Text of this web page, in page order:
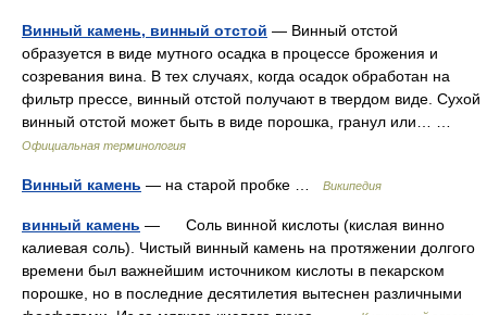
Винный камень, винный отстой — Винный отстой
образуется в виде мутного осадка в процессе брожения и
созревания вина. В тех случаях, когда осадок обработан на
фильтр прессе, винный отстой получают в твердом виде. Сухой
винный отстой может быть в виде порошка, гранул или… …
Официальная терминология
Винный камень — на старой пробке … Википедия
винный камень — Соль винной кислоты (кислая винно
калиевая соль). Чистый винный камень на протяжении долгого
времени был важнейшим источником кислоты в пекарском
порошке, но в последние десятилетия вытеснен различными